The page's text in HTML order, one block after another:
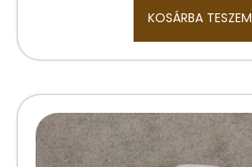
KOSÁRBA TESZEM